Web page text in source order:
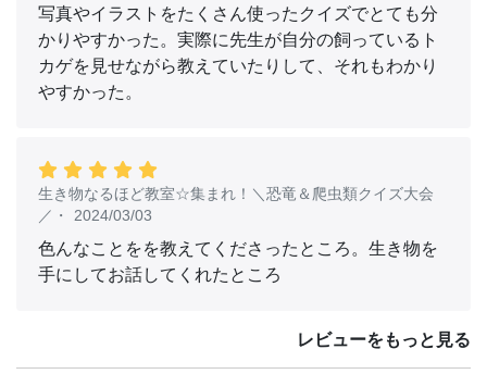
写真やイラストをたくさん使ったクイズでとても分
かりやすかった。実際に先生が自分の飼っているト
カゲを見せながら教えていたりして、それもわかり
やすかった。
生き物なるほど教室☆集まれ！＼恐竜＆爬虫類クイズ大会
／ ・ 2024/03/03
色んなことをを教えてくださったところ。生き物を
手にしてお話してくれたところ
レビューをもっと見る